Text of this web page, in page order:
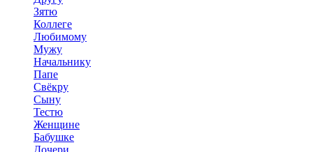
Зятю
Коллеге
Любимому
Мужу
Начальнику
Папе
Свёкру
Сыну
Тестю
Женщине
Бабушке
Дочери